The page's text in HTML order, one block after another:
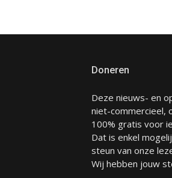
Doneren
Deze nieuws- en
niet-commercieel,
100% gratis voor
Dat is enkel
steun van onze
Wij hebben jouw